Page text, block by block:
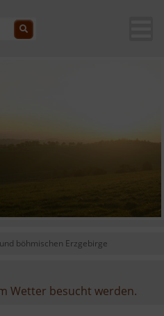
böhmischen Erzgebirge
Wetter besucht werden.